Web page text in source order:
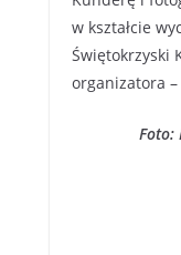
w kształcie
Świętokrzyski
organizatora
Foto: